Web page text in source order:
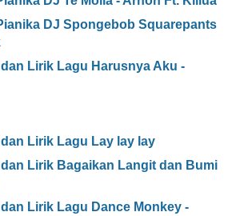
DJ Spongebob Squarepants
Lirik Lagu Harusnya Aku -
Lirik Lagu Lay lay lay
Lirik Bagaikan Langit dan Bumi
Lirik Lagu Dance Monkey -